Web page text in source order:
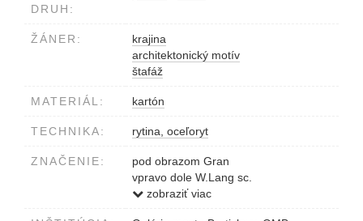
DRUH:
ŽÁNER:
krajina
architektonický motív
štafáž
MATERIÁL: kartón
TECHNIKA: rytina, oceľoryt
ZNAČENIE:
pod obrazom Gran
vpravo dole W.Lang sc.
vľavo dole R.Alt pinx
zobraziť viac